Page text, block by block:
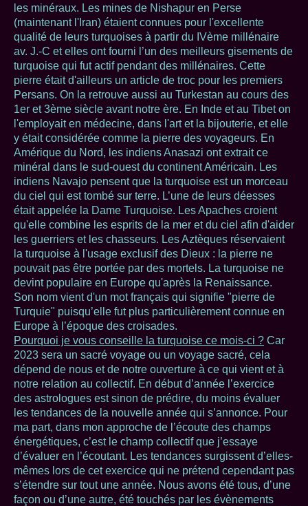
les minéraux. Les mines de Nishapur en Perse
(maintenant l'Iran) étaient connues pour l'excellente
qualité de leurs turquoises à partir du IVème millénaire
av. J.-C et elles ont fourni l’un des meilleurs gisements de
turquoise qui fut actif pendant des millénaires. Cette
pierre était d'ailleurs un article de troc pour les premiers
Persans. On la retrouve aussi au Turkestan au cours des
1er et 3ème siècle avant notre ère. En Inde et au Tibet on
l'employait en médecine, dans l'art et la bijouterie, et elle
y était considérée comme la pierre des voyageurs. En
Amérique du Nord, les indiens Anasazi ont extrait ce
minéral dans le sud-ouest du continent Américain. Les
indiens Navajo pensent que la turquoise est un morceau
du ciel qui est tombé sur terre. L’une de leurs déesses
était appelée la Dame Turquoise. Les Apaches croient
qu'elle combine les esprits de la mer et du ciel afin d'aider
les guerriers et les chasseurs. Les Aztèques réservaient
la turquoise à l'usage exclusif des Dieux : la pierre ne
pouvait pas être portée par des mortels. La turquoise ne
devint populaire en Europe qu'après la Renaissance.
Son nom vient d'un mot français qui signifie "pierre de
Turquie" puisqu’elle fut plus particulièrement connue en
Europe à l’époque des croisades.
Pourquoi je vous conseille la turquoise ce mois-ci ? Car
2023 sera un sacré voyage ou un voyage sacré, cela
dépend de nous et de notre ouverture à ce qui vient et à
notre relation au collectif. En début d’année l’exercice
des astrologues est sinon de prédire, du moins évaluer
les tendances de la nouvelle année qui s’annonce. Pour
ma part, dans mon approche de l’écoute des champs
énergétiques, c’est le champ collectif que j’essaye
d’évaluer en l’écoutant. Les tendances surgissent d’elles-
mêmes lors de cet exercice qui ne prétend cependant pas
s’étendre sur tout une année. Nous avons été tous, d’une
façon ou d’une autre, été touchés par les évènements